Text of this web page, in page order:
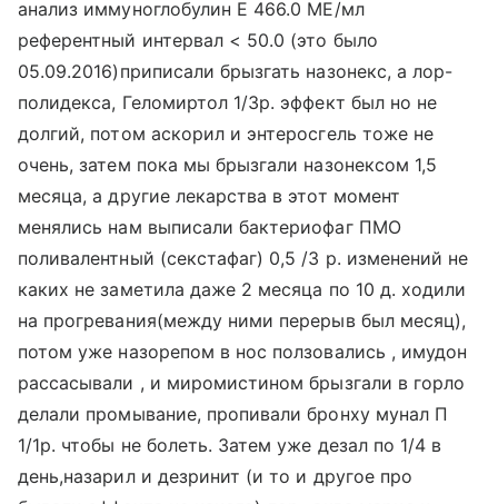
анализ иммуноглобулин Е 466.0 МЕ/мл
референтный интервал < 50.0 (это было
05.09.2016)приписали брызгать назонекс, а лор-
полидекса, Геломиртол 1/3р. эффект был но не
долгий, потом аскорил и энтеросгель тоже не
очень, затем пока мы брызгали назонексом 1,5
месяца, а другие лекарства в этот момент
менялись нам выписали бактериофаг ПМО
поливалентный (секстафаг) 0,5 /3 р. изменений не
каких не заметила даже 2 месяца по 10 д. ходили
на прогревания(между ними перерыв был месяц),
потом уже назорепом в нос ползовались , имудон
рассасывали , и миромистином брызгали в горло
делали промывание, пропивали бронху мунал П
1/1р. чтобы не болеть. Затем уже дезал по 1/4 в
день,назарил и дезринит (и то и другое про